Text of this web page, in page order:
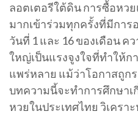
ลอตเตอรีใต้ดิน การซื้อหว
มากเข้าร่วมทุกครั้งที่มีกา
วันที่ 1 และ 16 ของเดือน ค
ใหญ่เป็นแรงจูงใจที่ทำให้ก
แพร่หลาย แม้ว่าโอกาสถูก
บทความนี้จะทำการศึกษา
หวยในประเทศไทย วิเคร